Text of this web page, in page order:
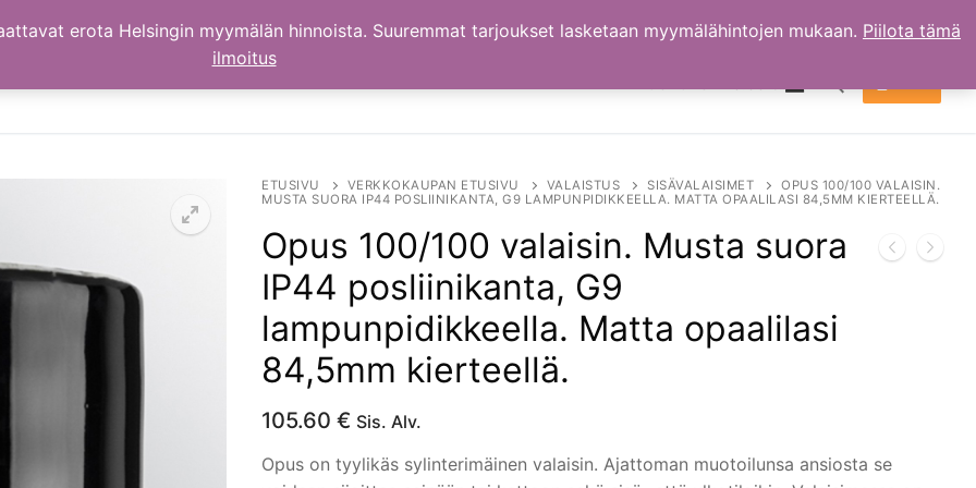
Hae:
ETUSIVU VERKKOKAUPAN ETUSIVU VALAISTUS SISÄVALAISIMET
OPUS 100/100 VALAISIN.
MUSTA SUORA IP44 POSLIINIKANTA, G9 LAMPUNPIDIKKEELLA. MATTA OPAALILASI 84,5MM KIERTEELLÄ.
Opus 100/100 valaisin. Musta suora
IP44 posliinikanta, G9
lampunpidikkeella. Matta opaalilasi
84,5mm kierteellä.
105.60 € Sis. Alv.
Opus on tyylikäs sylinterimäinen valaisin. Ajattoman muotoilunsa ansiosta se
erota Helsingin myymälän hinnoista. Suuremmat tarjoukset lasketaan myymälähintojen mukaan. Piilota tämä
ilmoitus